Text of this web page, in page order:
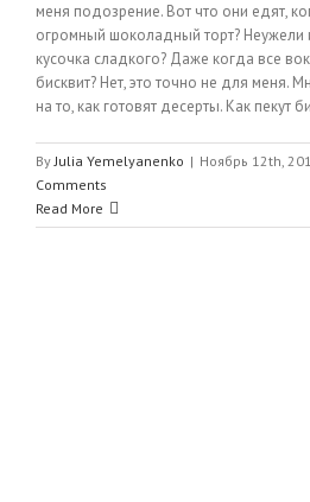
меня подозрение. Вот что они едят,
огромный шоколадный торт? Неужели
кусочка сладкого? Даже когда все
бисквит? Нет, это точно не для меня.
на то, как готовят десерты. Как пекут
ByJulia Yemelyanenko | Ноябрь 12th,
Comments
Read More